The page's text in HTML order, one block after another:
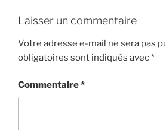
Laisser un commentaire
Votre adresse e-mail ne sera pas
obligatoires sont indiqués avec*
Commentaire*